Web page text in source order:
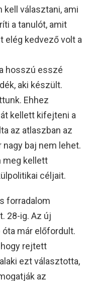
választani, ami
a tanulót, amit
elég kedvező volt a
hosszú esszé
aki készült.
Ehhez
kellett kifejteni a
az atlaszban az
baj nem lehet.
meg kellett
céljait.
forradalom
28-ig. Az új
már előfordult.
rejtett
ezt választotta,
az